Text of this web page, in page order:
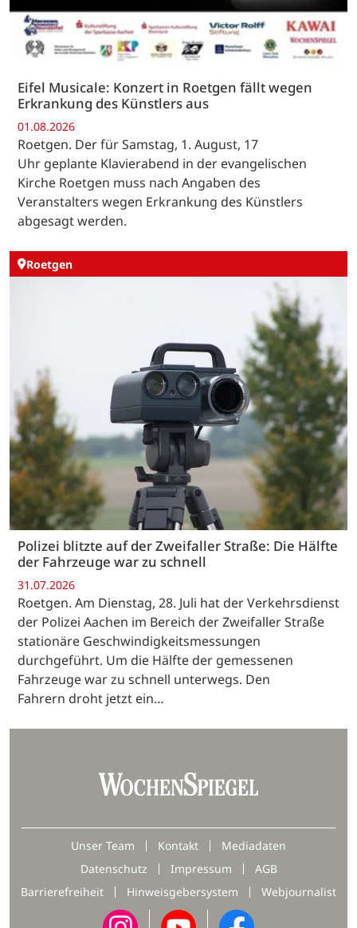
Eifel Musicale: Konzert in Roetgen fällt wegen
Erkrankung des Künstlers aus
01.08.2026
Roetgen. Der für Samstag, 1. August, 17
Uhr geplante Klavierabend in der evangelischen
Kirche Roetgen muss nach Angaben des
Veranstalters wegen Erkrankung des Künstlers
abgesagt werden.
Roetgen
Polizei blitzte auf der Zweifaller Straße: Die Hälfte
der Fahrzeuge war zu schnell
31.07.2026
Roetgen. Am Dienstag, 28. Juli hat der Verkehrsdienst
der Polizei Aachen im Bereich der Zweifaller Straße
stationäre Geschwindigkeitsmessungen
durchgeführt. Um die Hälfte der gemessenen
Fahrzeuge war zu schnell unterwegs. Den
Fahrern droht jetzt ein…
Unser Team Kontakt
Mediadaten
Datenschutz
Impressum
AGB
Barrierefreiheit
Hinweisgebersystem Webjournalist